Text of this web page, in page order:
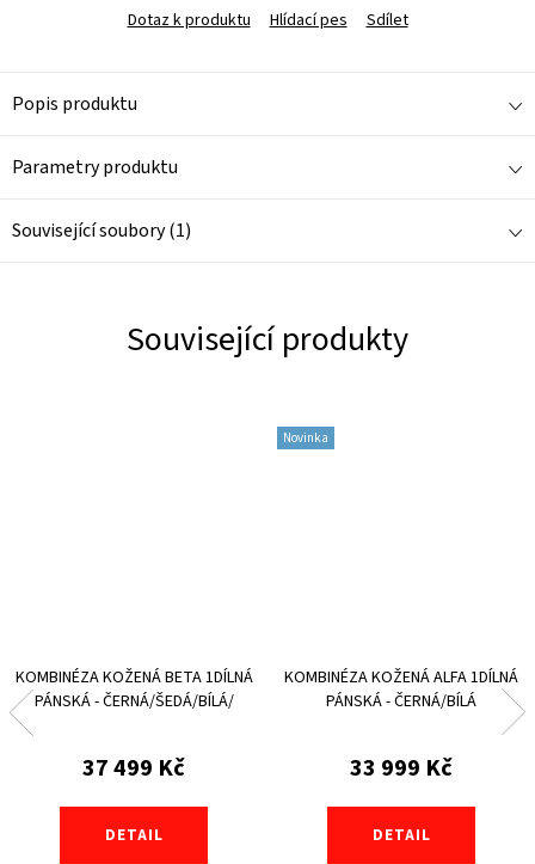
Dotaz k produktu
Hlídací pes Sdílet
Popis produktu
Parametry produktu
Související soubory (1)
Související produkty
KOMBINÉZA KOŽENÁ BETA 1DÍLNÁ
PÁNSKÁ - ČERNÁ/ŠEDÁ/BÍLÁ/
37 499 Kč
DETAIL
Novinka
KOMBINÉZA KOŽENÁ ALFA 1DÍLNÁ
PÁNSKÁ - ČERNÁ/BÍLÁ
33 999 Kč
DETAIL